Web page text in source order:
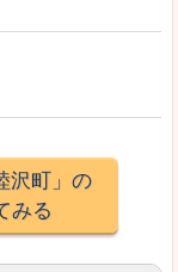
沢町」の
みる